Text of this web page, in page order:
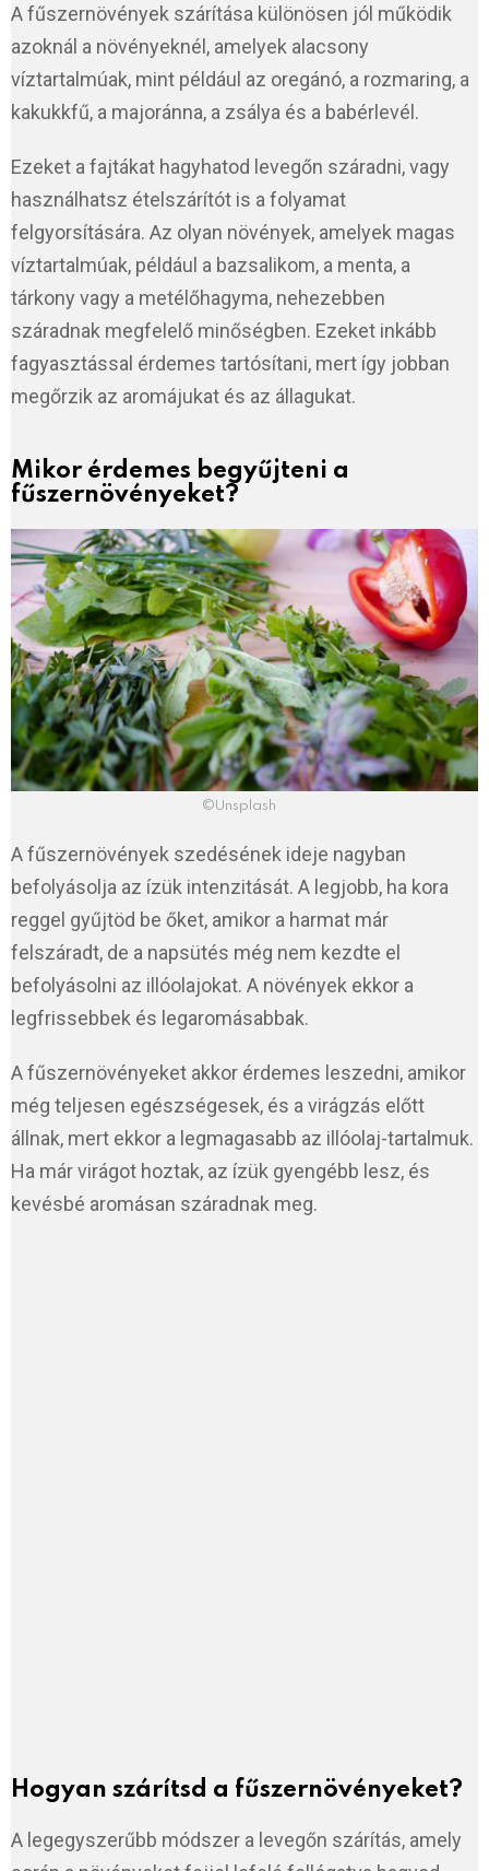
A fűszernövények szárítása különösen jól működik
azoknál a növényeknél, amelyek alacsony
víztartalmúak, mint például az oregánó, a rozmaring, a
kakukkfű, a majoránna, a zsálya és a babérlevél.
Ezeket a fajtákat hagyhatod levegőn száradni, vagy
használhatsz ételszárítót is a folyamat
felgyorsítására. Az olyan növények, amelyek magas
víztartalmúak, például a bazsalikom, a menta, a
tárkony vagy a metélőhagyma, nehezebben
száradnak megfelelő minőségben. Ezeket inkább
fagyasztással érdemes tartósítani, mert így jobban
megőrzik az aromájukat és az állagukat.
Mikor érdemes begyűjteni a
fűszernövényeket?
©Unsplash
A fűszernövények szedésének ideje nagyban
befolyásolja az ízük intenzitását. A legjobb, ha kora
reggel gyűjtöd be őket, amikor a harmat már
felszáradt, de a napsütés még nem kezdte el
befolyásolni az illóolajokat. A növények ekkor a
legfrissebbek és legaromásabbak.
A fűszernövényeket akkor érdemes leszedni, amikor
még teljesen egészségesek, és a virágzás előtt
állnak, mert ekkor a legmagasabb az illóolaj-tartalmuk.
Ha már virágot hoztak, az ízük gyengébb lesz, és
kevésbé aromásan száradnak meg.
Hogyan szárítsd a fűszernövényeket?
A legegyszerűbb módszer a levegőn szárítás, amely